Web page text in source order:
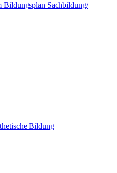
Bildungsplan Sachbildung/
Bildung